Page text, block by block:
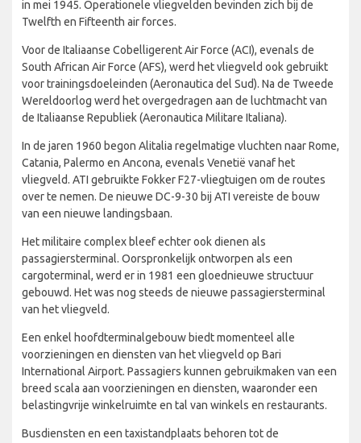
in mei 1945. Operationele vliegvelden bevinden zich bij de
Twelfth en Fifteenth air forces.
Voor de Italiaanse Cobelligerent Air Force (ACI), evenals de
South African Air Force (AFS), werd het vliegveld ook gebruikt
voor trainingsdoeleinden (Aeronautica del Sud). Na de Tweede
Wereldoorlog werd het overgedragen aan de luchtmacht van
de Italiaanse Republiek (Aeronautica Militare Italiana).
In de jaren 1960 begon Alitalia regelmatige vluchten naar Rome,
Catania, Palermo en Ancona, evenals Venetië vanaf het
vliegveld. ATI gebruikte Fokker F27-vliegtuigen om de routes
over te nemen. De nieuwe DC-9-30 bij ATI vereiste de bouw
van een nieuwe landingsbaan.
Het militaire complex bleef echter ook dienen als
passagiersterminal. Oorspronkelijk ontworpen als een
cargoterminal, werd er in 1981 een gloednieuwe structuur
gebouwd. Het was nog steeds de nieuwe passagiersterminal
van het vliegveld.
Een enkel hoofdterminalgebouw biedt momenteel alle
voorzieningen en diensten van het vliegveld op Bari
International Airport. Passagiers kunnen gebruikmaken van een
breed scala aan voorzieningen en diensten, waaronder een
belastingvrije winkelruimte en tal van winkels en restaurants.
Busdiensten en een taxistandplaats behoren tot de